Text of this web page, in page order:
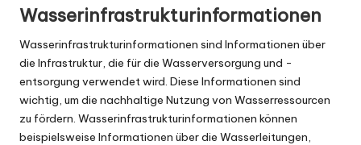
Wasserinfrastrukturinformationen
Wasserinfrastrukturinformationen sind Informationen über
die Infrastruktur, die für die Wasserversorgung und -
entsorgung verwendet wird. Diese Informationen sind
wichtig, um die nachhaltige Nutzung von Wasserressourcen
zu fördern. Wasserinfrastrukturinformationen können
beispielsweise Informationen über die Wasserleitungen,